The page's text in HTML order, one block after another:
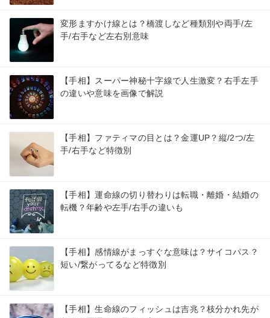
変形ますかけ線とは？橋渡しなど種類別や両手/左
手/右手など左右別意味
【手相】スーパー神秘十字線で人生激変？右手左手
の違いや意味を画像で解説
【手相】ファティマの目とは？金運UP？縦/2つ/左
手/右手など特徴別
【手相】運命線の切り替わりは転職・離婚・結婚の
転機？年齢や左手/右手の違いも
【手相】感情線がまっすぐな意味は？サイコパス？
短い/繋がってるなど特徴別
【手相】生命線のフィッシュは吉兆？枝分かれ先が